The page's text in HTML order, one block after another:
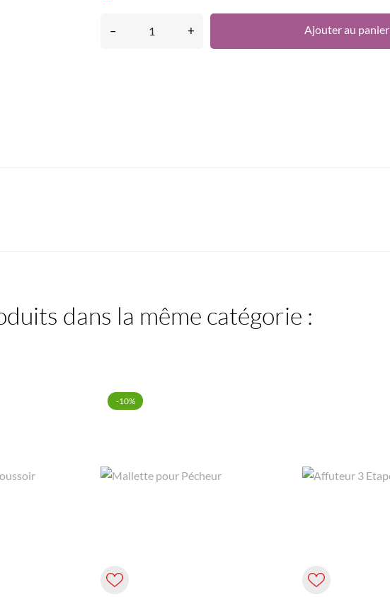
– + Ajouter au panier
dans la même catégorie :
-10%